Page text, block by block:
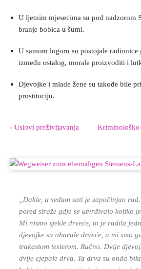
U ljetnim mjesecima su pod nadzorom
branje bobica u šumi.
U samom logoru su postojale radionice
između ostalog, morale proizvoditi i
Djevojke i mlade žene su takođe bile
prostituciju.
‹ Uslovi preživljavanja
Dakle, u sedam sati je započinjao
pored straže gdje se utvrđivalo koliko
Mi nismo sjekle drveće, to je radila
djevojke su obarale drveće, a mi smo
trakastom testerom. Ručno. Dvije
dvije cjepale drva. Ta drva su onda